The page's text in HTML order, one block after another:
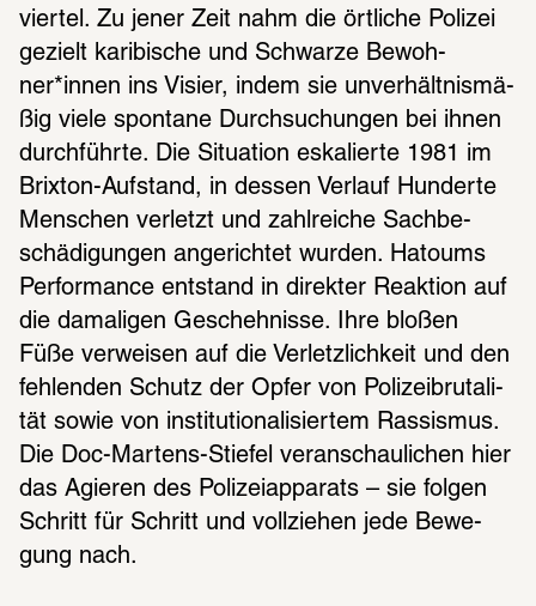
vier­tel. Zu jener Zeit nahm die örtli­che Poli­zei
gezielt kari­bi­sche und Schwarze Bewoh­
ner*innen ins Visier, indem sie unver­hält­nis­mä­
ßig viele spon­tane Durch­su­chun­gen bei ihnen
durch­führte. Die Situa­tion eska­lierte 1981 im
Brix­ton-Aufstand, in dessen Verlauf Hunderte
Menschen verletzt und zahl­rei­che Sach­be­
schä­di­gun­gen ange­rich­tet wurden. Hato­ums
Perfor­mance entstand in direk­ter Reak­tion auf
die dama­li­gen Gescheh­nisse. Ihre bloßen
Füße verwei­sen auf die Verletz­lich­keit und den
fehlen­den Schutz der Opfer von Poli­zei­b­ru­ta­li­
tät sowie von insti­tu­tio­na­li­sier­tem Rassis­mus.
Die Doc-Martens-Stie­fel veran­schau­li­chen hier
das Agie­ren des Poli­zei­ap­pa­rats – sie folgen
Schritt für Schritt und voll­zie­hen jede Bewe­
gung nach.